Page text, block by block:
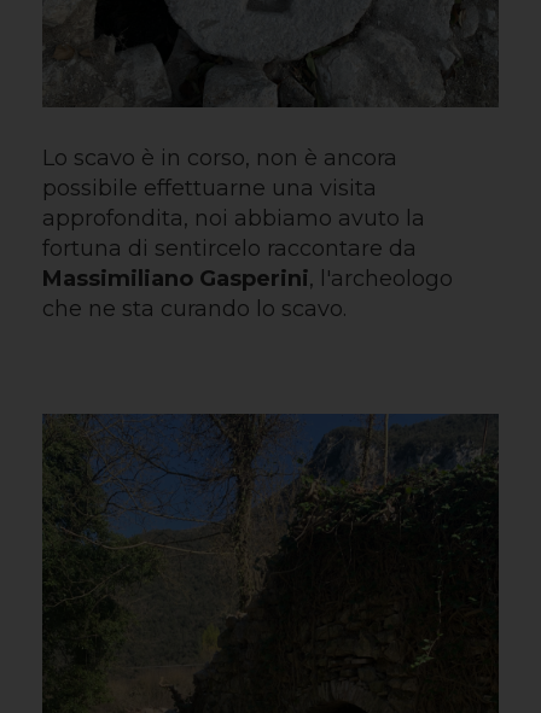
Lo scavo è in corso, non è ancora
possibile effettuarne una visita
approfondita, noi abbiamo avuto la
fortuna di sentircelo raccontare da
Massimiliano Gasperini, l'archeologo
che ne sta curando lo scavo.